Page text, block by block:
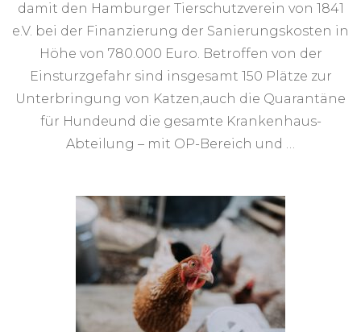
damit den Hamburger Tierschutzverein von 1841
e.V. bei der Finanzierung der Sanierungskosten in
Höhe von 780.000 Euro. Betroffen von der
Einsturzgefahr sind insgesamt 150 Plätze zur
Unterbringung von Katzen,auch die Quarantäne
für Hundeund die gesamte Krankenhaus-
Abteilung – mit OP-Bereich und …